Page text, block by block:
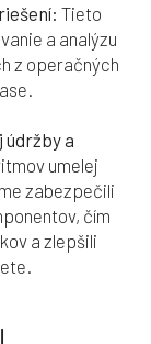
Tieto
a analýzu
z operačných
a
umelej
zabezpečili
čím
a zlepšili